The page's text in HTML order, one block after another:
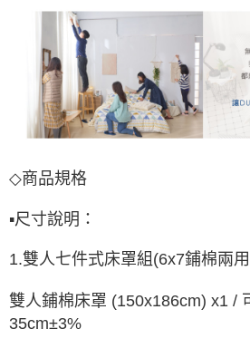
◇商品規格
▪尺寸說明：
1.雙人七件式床罩組 (6x7鋪棉兩
雙人鋪棉床罩 (150x186cm) x1 /
35cm±3%